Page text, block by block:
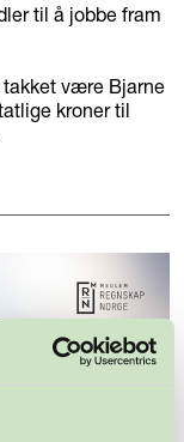
til å jobbe fram
takket være Bjarne
kroner til